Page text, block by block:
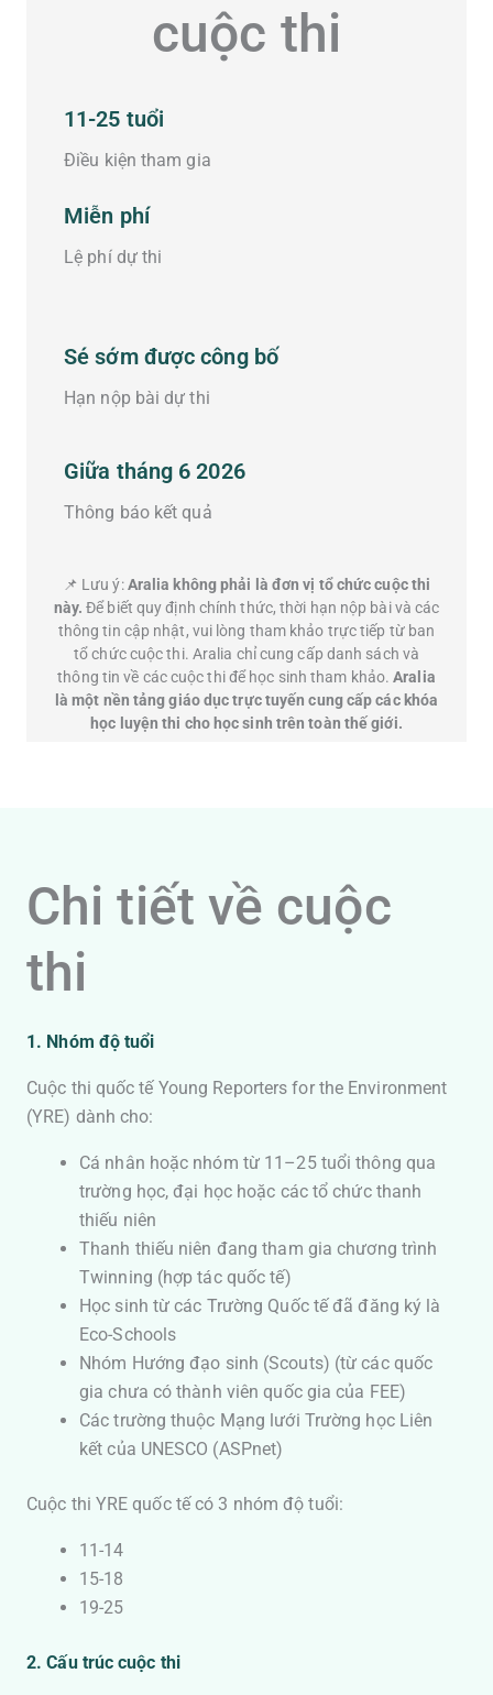
cuộc thi
11-25 tuổi
Điều kiện tham gia
Miễn phí
Lệ phí dự thi
Sé sớm được công bố
Hạn nộp bài dự thi
Giữa tháng 6 2026
Thông báo kết quả
📌 Lưu ý:Aralia không phải là đơn vị tổ chức cuộc thi
này.Để biết quy định chính thức, thời hạn nộp bài và các
thông tin cập nhật, vui lòng tham khảo trực tiếp từ ban
tổ chức cuộc thi. Aralia chỉ cung cấp danh sách và
thông tin về các cuộc thi để học sinh tham khảo.Aralia
là một nền tảng giáo dục trực tuyến cung cấp các khóa
học luyện thi cho học sinh trên toàn thế giới.
Chi tiết về cuộc
thi
1. Nhóm độ tuổi
Cuộc thi quốc tế Young Reporters for the Environment
(YRE) dành cho:
Cá nhân hoặc nhóm từ 11–25 tuổi thông qua
trường học, đại học hoặc các tổ chức thanh
thiếu niên
Thanh thiếu niên đang tham gia chương trình
Twinning (hợp tác quốc tế)
Học sinh từ các Trường Quốc tế đã đăng ký là
Eco-Schools
Nhóm Hướng đạo sinh (Scouts) (từ các quốc
gia chưa có thành viên quốc gia của FEE)
Các trường thuộc Mạng lưới Trường học Liên
kết của UNESCO (ASPnet)
Cuộc thi YRE quốc tế có 3 nhóm độ tuổi:
11-14
15-18
19-25​
2. Cấu trúc cuộc thi